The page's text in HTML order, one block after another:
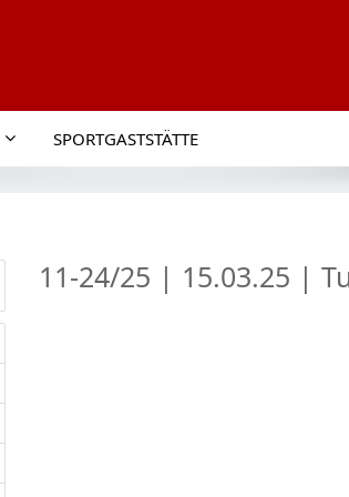
SPORTGASTSTÄTTE
11-24/25 | 15.03.25 |